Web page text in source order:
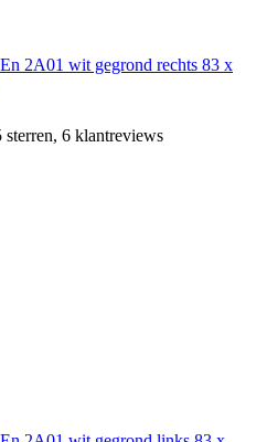
2A01 wit gegrond rechts 83 x
sterren, 6 klantreviews